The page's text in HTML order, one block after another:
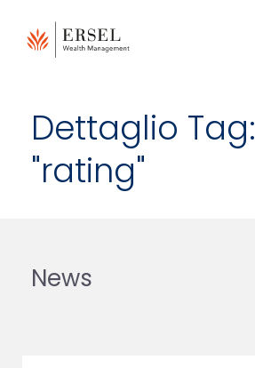
CONTENUTO
PRINCIPALE
PAGINA
Dettaglio Tag:
"rating"
News